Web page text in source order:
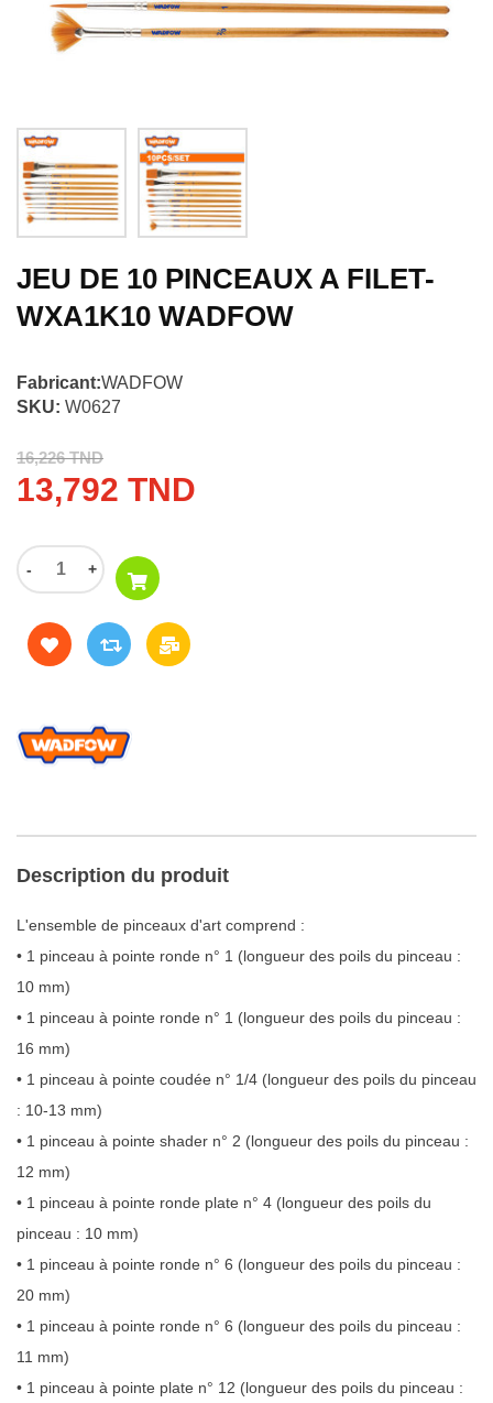
JEU DE 10 PINCEAUX A FILET-
WXA1K10 WADFOW
Fabricant:WADFOW
SKU: W0627
16,226 TND
13,792 TND
- +
Description du produit
L'ensemble de pinceaux d'art comprend :
• 1 pinceau à pointe ronde n° 1 (longueur des poils du pinceau :
10 mm)
• 1 pinceau à pointe ronde n° 1 (longueur des poils du pinceau :
16 mm)
• 1 pinceau à pointe coudée n° 1/4 (longueur des poils du pinceau
: 10-13 mm)
• 1 pinceau à pointe shader n° 2 (longueur des poils du pinceau :
12 mm)
• 1 pinceau à pointe ronde plate n° 4 (longueur des poils du
pinceau : 10 mm)
• 1 pinceau à pointe ronde n° 6 (longueur des poils du pinceau :
20 mm)
• 1 pinceau à pointe ronde n° 6 (longueur des poils du pinceau :
11 mm)
• 1 pinceau à pointe plate n° 12 (longueur des poils du pinceau :